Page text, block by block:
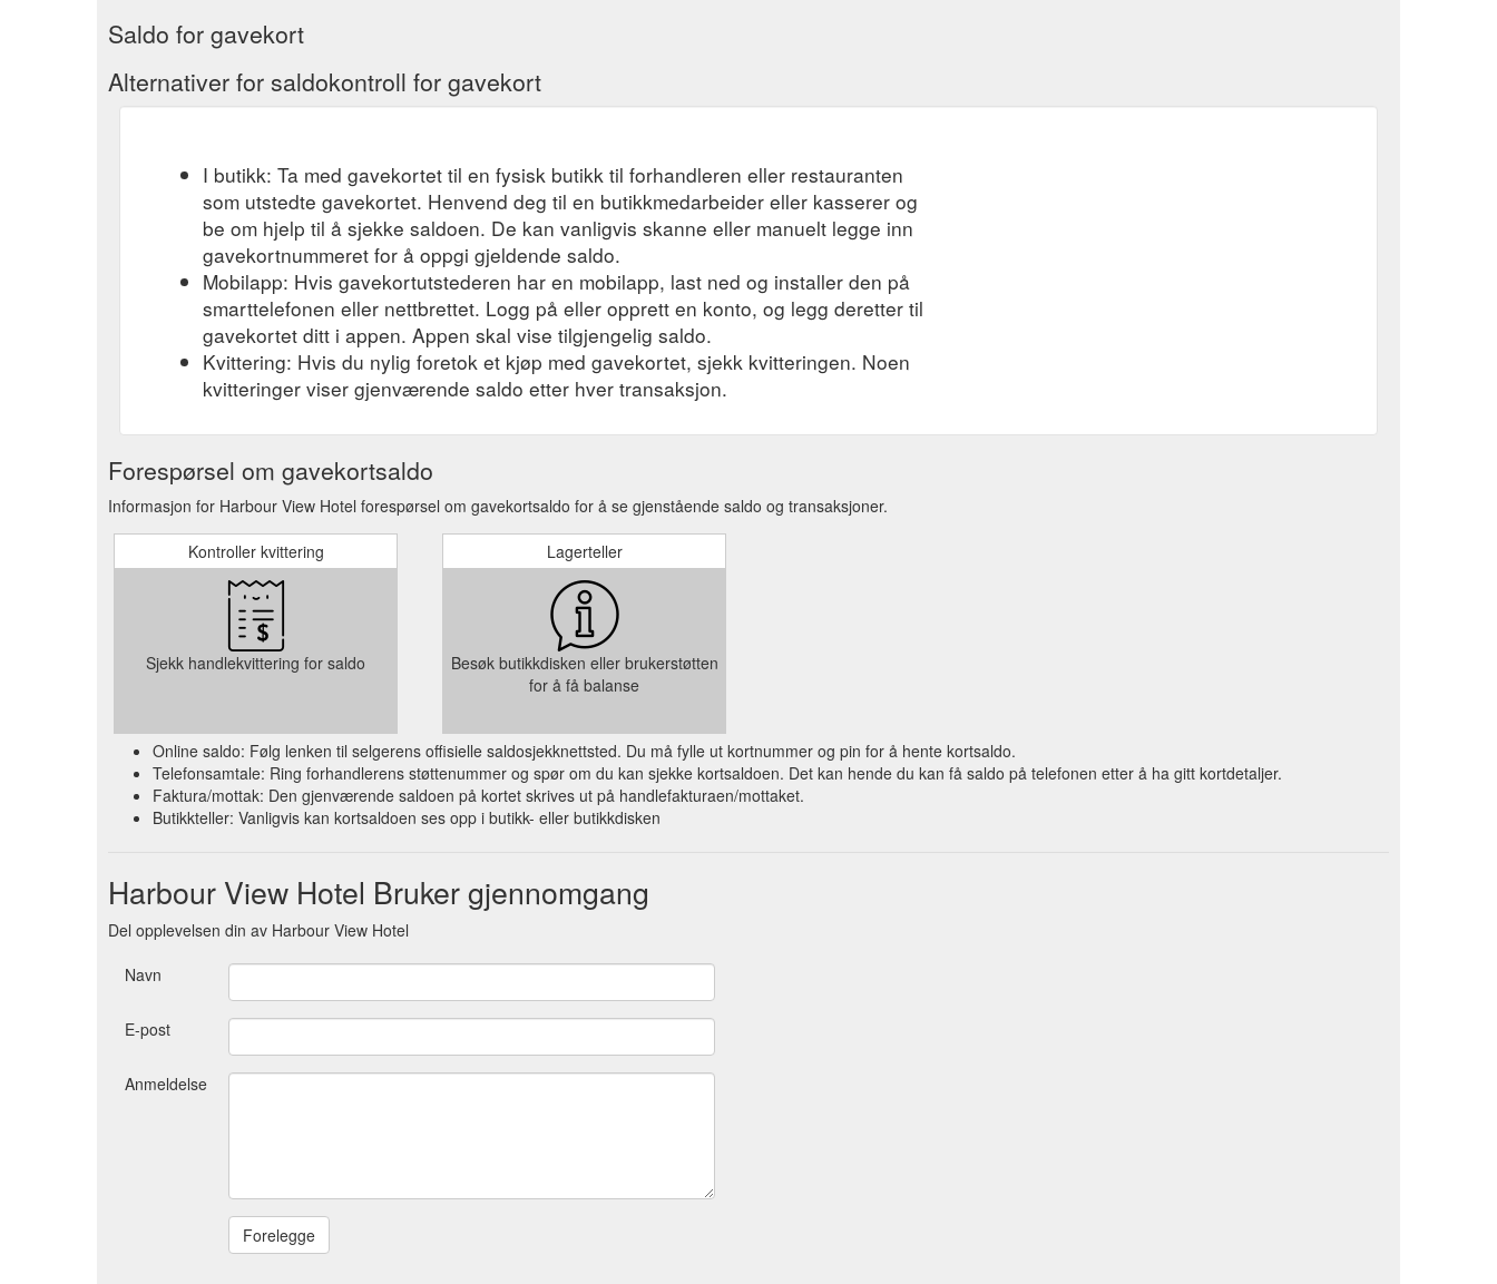
Saldo for gavekort
Alternativer for saldokontroll for gavekort
I butikk: Ta med gavekortet til en fysisk butikk til forhandleren eller restauranten
som utstedte gavekortet. Henvend deg til en butikkmedarbeider eller kasserer og
be om hjelp til å sjekke saldoen. De kan vanligvis skanne eller manuelt legge inn
gavekortnummeret for å oppgi gjeldende saldo.
Mobilapp: Hvis gavekortutstederen har en mobilapp, last ned og installer den på
smarttelefonen eller nettbrettet. Logg på eller opprett en konto, og legg deretter til
gavekortet ditt i appen. Appen skal vise tilgjengelig saldo.
Kvittering: Hvis du nylig foretok et kjøp med gavekortet, sjekk kvitteringen. Noen
kvitteringer viser gjenværende saldo etter hver transaksjon.
Forespørsel om gavekortsaldo
Informasjon for Harbour View Hotel forespørsel om gavekortsaldo for å se gjenstående saldo og transaksjoner.
Kontroller kvittering
Sjekk handlekvittering for saldo
Lagerteller
Besøk butikkdisken eller brukerstøtten
for å få balanse
Online saldo: Følg lenken til selgerens offisielle saldosjekknettsted. Du må fylle ut kortnummer og pin for å hente kortsaldo.
Telefonsamtale: Ring forhandlerens støttenummer og spør om du kan sjekke kortsaldoen. Det kan hende du kan få saldo på telefonen etter å ha gitt kortdetaljer.
Faktura/mottak: Den gjenværende saldoen på kortet skrives ut på handlefakturaen/mottaket.
Butikkteller: Vanligvis kan kortsaldoen ses opp i butikk- eller butikkdisken
Harbour View Hotel Bruker gjennomgang
Del opplevelsen din av Harbour View Hotel
Navn
E-post
Anmeldelse